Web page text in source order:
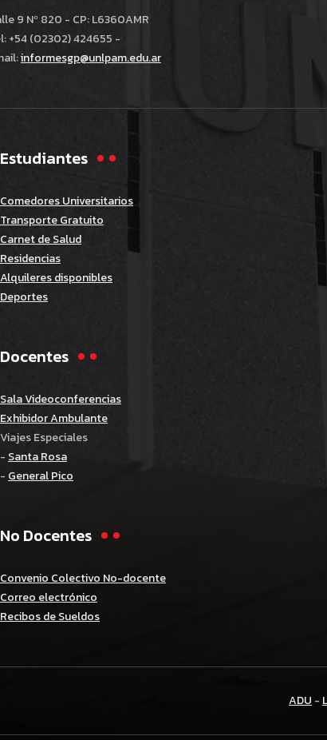
9 Nº 820 - CP: L6360AMR
+54 (02302) 424655 -
informesgp@unlpam.edu.ar
Estudiantes
Comedores Universitarios
Transporte Gratuito
Carnet de Salud
Residencias
Alquileres disponibles
Deportes
Docentes
Sala Videoconferencias
Exhibidor Ambulante
Viajes Especiales
-Santa Rosa
-General Pico
No Docentes
Convenio Colectivo No-docente
Correo electrónico
Recibos de Sueldos
ADU-